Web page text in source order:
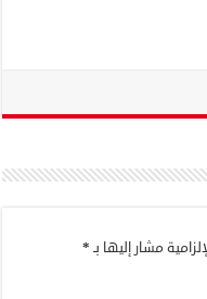
مشار إليها بـ*